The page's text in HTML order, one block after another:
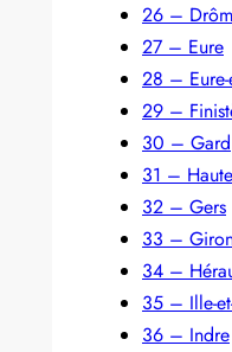
26 –
27 – Eure
28 – Eure-
29 –
30 – Gard
31 –
32 – Gers
33 –
34 –
35 – Ille-
36 – Indre